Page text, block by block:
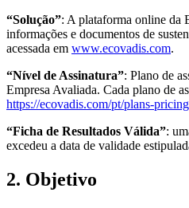
“Solução”: A plataforma online da
informações e documentos de
acessada em www.ecovadis.com.
“Nível de Assinatura”: Plano de
Empresa Avaliada. Cada plano de
https://ecovadis.com/pt/plans-
“Ficha de Resultados Válida”:
excedeu a data de validade
2. Objetivo